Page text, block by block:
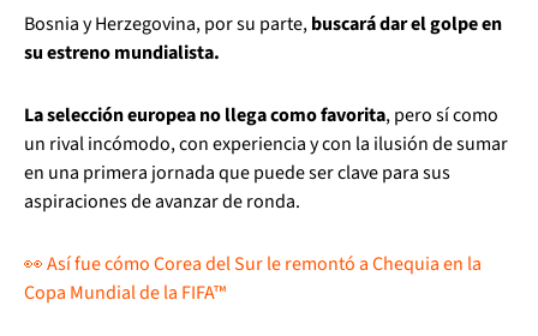
Bosnia y Herzegovina, por su parte,buscará dar el golpe en
su estreno mundialista.
La selección europea no llega como favorita, pero sí como
un rival incómodo, con experiencia y con la ilusión de sumar
en una primera jornada que puede ser clave para sus
aspiraciones de avanzar de ronda.
👀 Así fue cómo Corea del Sur le remontó a Chequia en la
Copa Mundial de la FIFA™